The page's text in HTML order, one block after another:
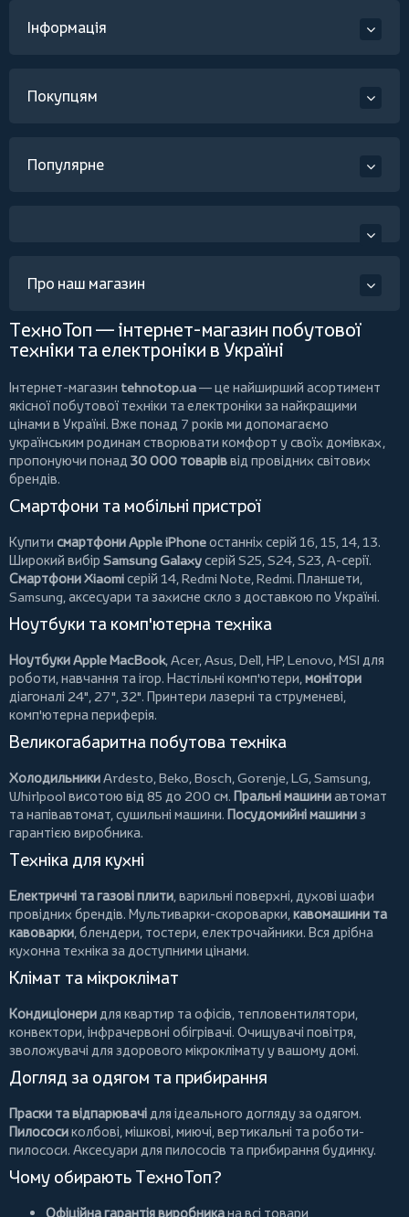
Інформація
Покупцям
Популярне
Про наш магазин
ТехноТоп — інтернет-магазин побутової
техніки та електроніки в Україні
Інтернет-магазин tehnotop.ua— це найширший асортимент
якісної побутової техніки та електроніки за найкращими
цінами в Україні. Вже понад 7 років ми допомагаємо
українським родинам створювати комфорт у своїх домівках,
пропонуючи понад 30 000 товаріввід провідних світових
брендів.
Смартфони та мобільні пристрої
Купити смартфони Apple iPhoneостанніх серій 16, 15, 14, 13.
Широкий вибір Samsung Galaxyсерій S25, S24, S23, A-серії.
Смартфони Xiaomiсерій 14, Redmi Note, Redmi. Планшети,
Samsung, аксесуари тазахисне скло з доставкою по Україні.
Ноутбуки та комп'ютерна техніка
Ноутбуки Apple MacBook,Acer,Asus,Dell,HP,Lenovo,MSI для
роботи, навчання та ігор. Настільні комп'ютери,монітори
діагоналі 24", 27", 32". Принтери лазерні та струменеві,
комп'ютерна периферія.
Великогабаритна побутова техніка
ХолодильникиArdesto,Beko,Bosch,Gorenje,LG,Samsung,
Whirlpool висотою від 85 до 200 см. Пральні машиниавтомат
та напівавтомат,сушильні машини. Посудомийні машиниз
гарантією виробника.
Техніка для кухні
Електричні та газові плити, варильні поверхні, духові шафи
провідних брендів. Мультиварки-скороварки,кавомашини та
кавоварки,блендери, тостери,електрочайники. Вся дрібна
кухонна техніка за доступними цінами.
Клімат та мікроклімат
Кондиціонеридля квартир та офісів, тепловентилятори,
конвектори,інфрачервоні обігрівачі. Очищувачі повітря,
зволожувачі для здорового мікроклімату у вашому домі.
Догляд за одягом та прибирання
Праски та відпарювачідля ідеального догляду за одягом.
Пилососиколбові,мішкові,миючі,вертикальні тароботи-
пилососи. Аксесуари для пилососів та прибирання будинку.
Чому обирають ТехноТоп?
Офіційна гарантія виробникана всі товари